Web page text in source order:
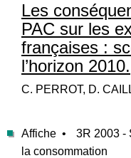
Les
PAC sur les
françaises :
l’horizon 2010.
C. PERROT, D.
Affiche •
3R 2003 -
la consommation